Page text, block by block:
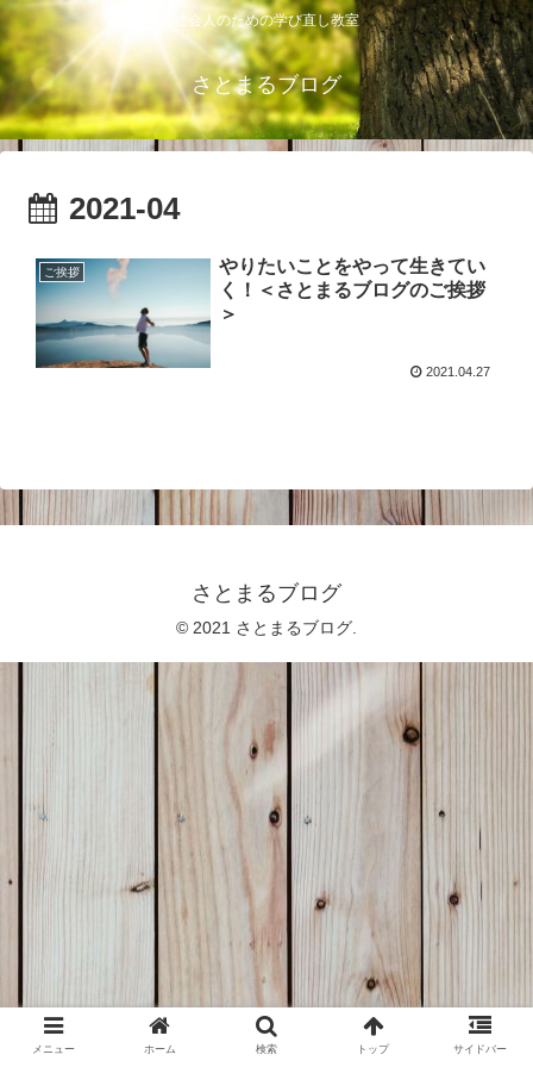
社会人のための学び直し教室
さとまるブログ
2021-04
ご挨拶
やりたいことをやって生きてい
く！＜さとまるブログのご挨拶
＞
2021.04.27
さとまるブログ
© 2021 さとまるブログ.
メニュー ホーム 検索 トップ サイドバー